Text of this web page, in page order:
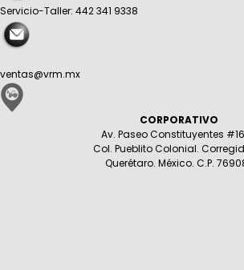
Servicio-Taller: 442 341 9338
ventas@vrm.mx
CORPORATIVO
Av. Paseo Constituyentes
Col. Pueblito Colonial.
Querétaro. México. C.P.